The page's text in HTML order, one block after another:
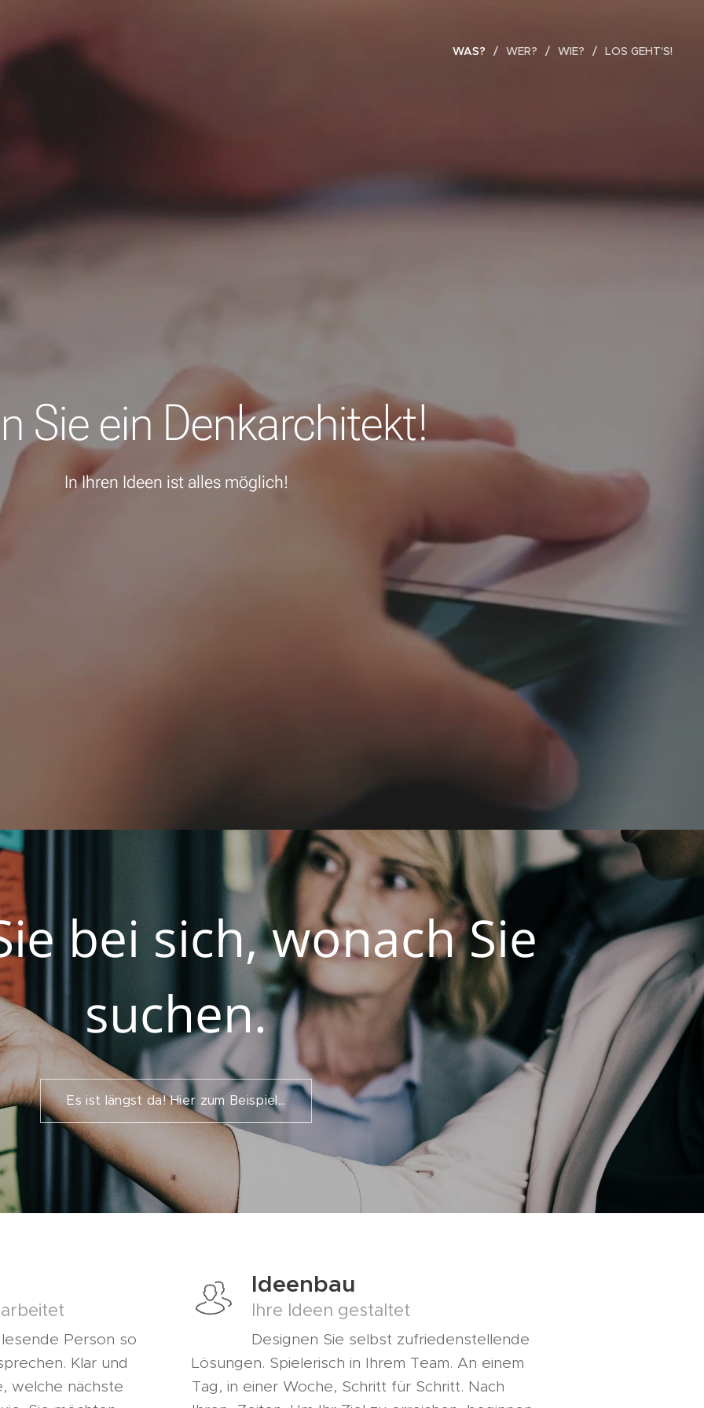
WAS? WER? WIE? LOS GEHT'S!
Sie ein Denkarchitekt!
In Ihren Ideen ist alles möglich!
bei sich, wonach Sie
suchen.
Es ist längst da! Hier zum Beispiel...
Person so
Klar und
welche nächste
Ideenbau
Ihre Ideen gestaltet
Designen Sie selbst zufriedenstellende
Lösungen. Spielerisch in Ihrem Team. An einem
Tag, in einer Woche, Schritt für Schritt. Nach